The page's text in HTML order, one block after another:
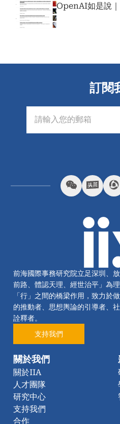
OpenAI如是說
訂閱
前海國際事務研究院立足深圳、
前路、體認天理、經世治平」為
「行」之間的橋梁作用，致力於
的推動者、思想輿論的引導者、
詮釋者。
支持我們
關於我們
關於IIA
人才團隊
研究中心
支持我們
合作